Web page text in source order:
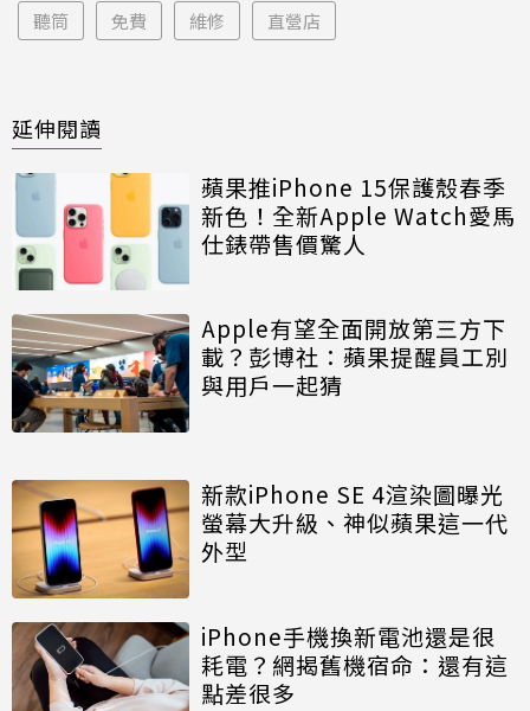
聽筒 免費 維修 直營店
延伸閱讀
蘋果推iPhone 15保護殼春季
新色！全新Apple Watch愛馬
仕錶帶售價驚人
Apple有望全面開放第三方下
載？彭博社：蘋果提醒員工別
與用戶一起猜
新款iPhone SE 4渲染圖曝光
螢幕大升級、神似蘋果這一代
外型
iPhone手機換新電池還是很
耗電？網揭舊機宿命：還有這
點差很多